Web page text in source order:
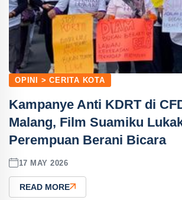
OPINI > CERITA KOTA
Kampanye Anti KDRT di
Malang, Film Suamiku
Perempuan Berani Bicara
17 MAY 2026
READ MORE